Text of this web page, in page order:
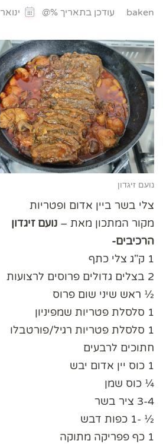
baken עודכן בתאריך %@ ינואר 18, 2023
נועם זיגדון
צלי בשר ביין אדום ופטריות
מקור המתכון מאת – נועם זיגדון
הרכיבים-
1 ק"ג צלי כתף
2 בצלים גדולים פרוסים לרצועות
½ ראש שיני שום פרוס
1 סלסלת פטריות שמפיניון
1 סלסלת פטריות רגיל/פורטבלו
חתוכים לרבעים
1 כוס יין אדום יבש
¼ כוס שמן
3-4 ציר בשר
½ -1 כפות דבש
1 כף פפריקה מתוקה